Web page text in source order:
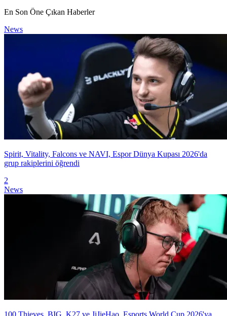
En Son Öne Çıkan Haberler
News
Spirit, Vitality, Falcons ve NAVI, Espor Dünya Kupası 2026'da
grup rakiplerini öğrendi
2
News